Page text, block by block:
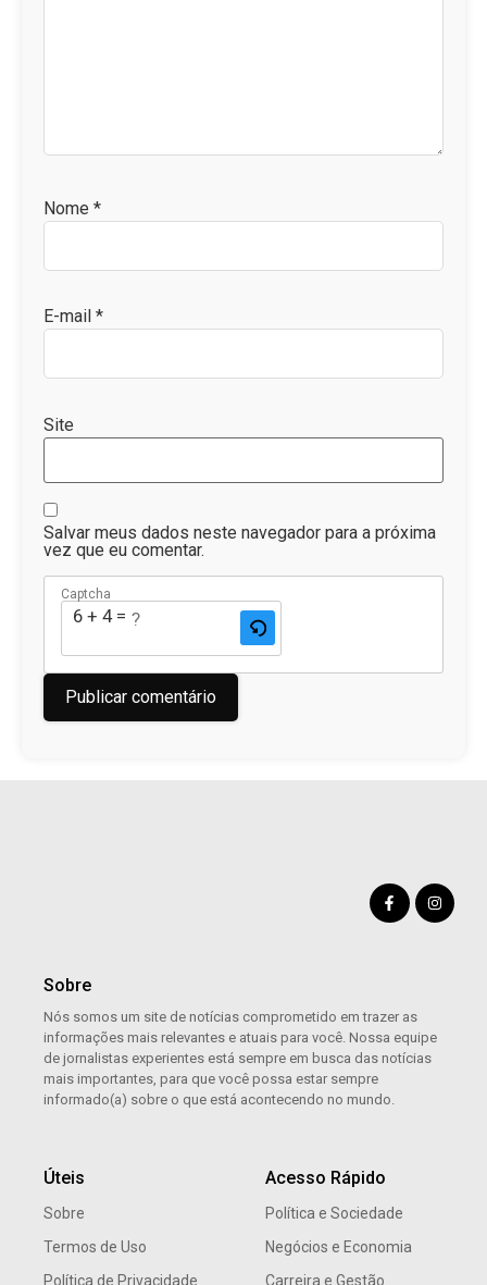
Nome *
E-mail *
Site
Salvar meus dados neste navegador para a próxima
vez que eu comentar.
Captcha
6 + 4 = ?
Sobre
Nós somos um site de notícias comprometido em trazer as
informações mais relevantes e atuais para você. Nossa equipe
de jornalistas experientes está sempre em busca das notícias
mais importantes, para que você possa estar sempre
informado(a) sobre o que está acontecendo no mundo.
Úteis
Sobre
Termos de Uso
Política de Privacidade
Acesso Rápido
Política e Sociedade
Negócios e Economia
Carreira e Gestão